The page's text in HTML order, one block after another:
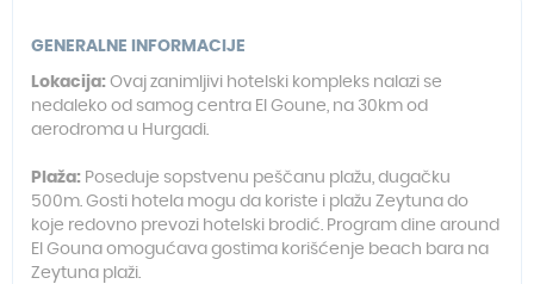
GENERALNE INFORMACIJE
Lokacija: Ovaj zanimljivi hotelski kompleks nalazi se
nedaleko od samog centra El Goune, na 30km od
aerodroma u Hurgadi.
Plaža: Poseduje sopstvenu peščanu plažu, dugačku
500m. Gosti hotela mogu da koriste i plažu Zeytuna do
koje redovno prevozi hotelski brodić. Program dine around
El Gouna omogućava gostima korišćenje beach bara na
Zeytuna plaži.